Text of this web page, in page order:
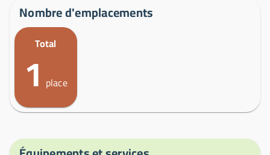
Nombre d'emplacements
Total
1 place